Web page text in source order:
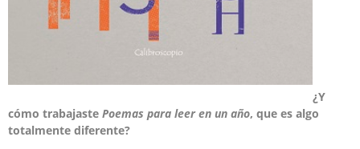
¿Y
cómo trabajaste Poemas para leer en un año, que es algo
totalmente diferente?